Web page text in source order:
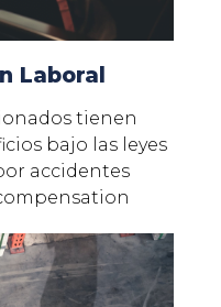
Laboral
tienen
bajo las leyes
accidentes